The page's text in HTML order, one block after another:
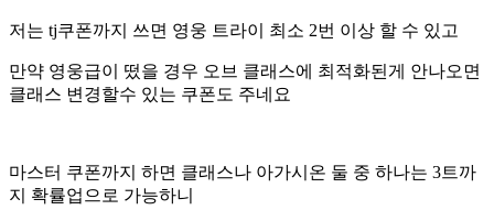
저는 tj쿠폰까지 쓰면 영웅 트라이 최소 2번 이상 할 수 있고
만약 영웅급이 떴을 경우 오브 클래스에 최적화된게 안나오면
클래스 변경할수 있는 쿠폰도 주네요
마스터 쿠폰까지 하면 클래스나 아가시온 둘 중 하나는 3트까
지 확률업으로 가능하니